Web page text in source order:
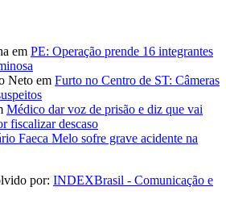
em PE: Operação prende 16 integrantes
Neto em Furto no Centro de ST: Câmeras
Médico dar voz de prisão e diz que vai
fiscalizar descaso
Faeca Melo sofre grave acidente na
por: INDEXBrasil - Comunicação e